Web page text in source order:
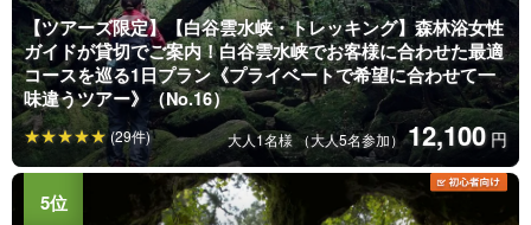
【ツアーズ限定】【白谷雲水峡・トレッキング】森林浴女性
ガイドが貸切でご案内！白谷雲水峡でお客様に合わせた最適
コースを巡る1日プラン《プライベートで希望に合わせて一
味違うツアー》（No.16）
大人1名様 （大人5名参加）12,100 円
(29件)